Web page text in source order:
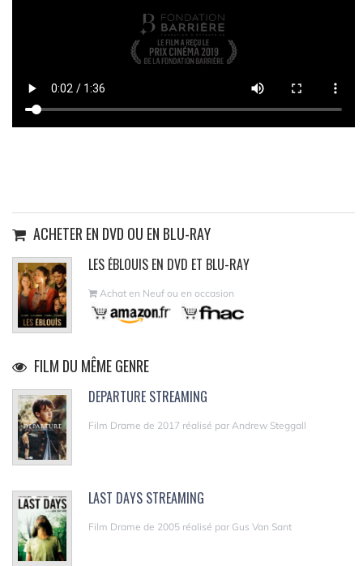
ACHETER EN DVD OU EN BLU-RAY
LES ÉBLOUIS EN DVD ET BLU-RAY
Achat en Neuf ou en occasion
FILM DU MÊME GENRE
DEPARTURE STREAMING
Film Drame de 2017 réalisé par Andrew Steggall
LAST DAYS STREAMING
Film Drame de 2005 réalisé par Gus Van Sant